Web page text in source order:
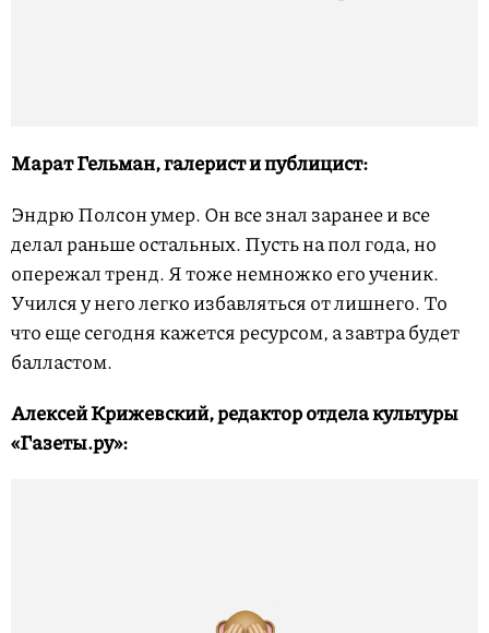
Марат Гельман, галерист и публицист:
Эндрю Полсон умер. Он все знал заранее и все
делал раньше остальных. Пусть на пол года, но
опережал тренд. Я тоже немножко его ученик.
Учился у него легко избавляться от лишнего. То
что еще сегодня кажется ресурсом, а завтра будет
балластом.
Алексей Крижевский, редактор отдела культуры
«Газеты.ру»: